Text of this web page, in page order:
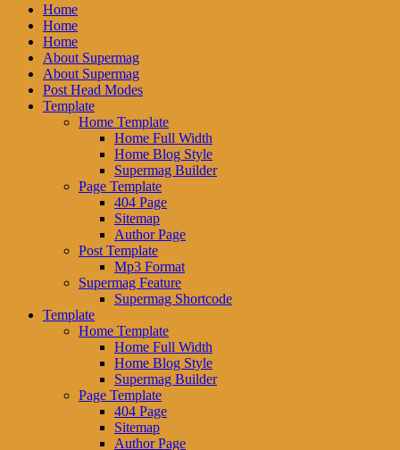
Home
Home
Home
About Supermag
About Supermag
Post Head Modes
Template
Home Template
Home Full Width
Home Blog Style
Supermag Builder
Page Template
404 Page
Sitemap
Author Page
Post Template
Mp3 Format
Supermag Feature
Supermag Shortcode
Template
Home Template
Home Full Width
Home Blog Style
Supermag Builder
Page Template
404 Page
Sitemap
Author Page